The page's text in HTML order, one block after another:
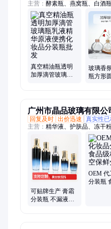
主营： 酵素瓶、燕窝瓶、白酒
汁瓶、眼霜瓶、酱菜瓶、冷泡
瓶、酒瓶定制、口服液瓶、果
品瓶、辣椒酱瓶、白瓷酒瓶、
饮料玻璃杯
真空精油瓶透明
加厚滴管玻璃瓶
玻璃香
瓶方形
广州市晶品玻璃有限公
回复及时 出价迅速 真实性
主营： 精华液、护肤品、冻干
妆瓶、西林瓶、玻璃瓶、安瓶
安瓶、原液储存瓶、精华原液
璃容器、小样包装、美妆包装
装、化妆品包材、高硼硅玻璃
可贴牌生产 膏霜
分装瓶 不漏液设
OEM
分装瓶